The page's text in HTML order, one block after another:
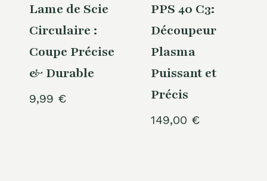
Lame de Scie
Circulaire :
Coupe Précise
& Durable
9,99 €
PPS 40 C3:
Découpeur
Plasma
Puissant et
Précis
149,00 €